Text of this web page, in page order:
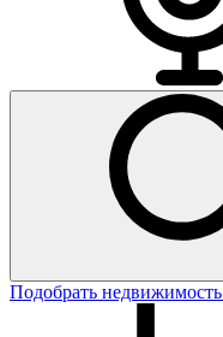
Подобрать недвижимость